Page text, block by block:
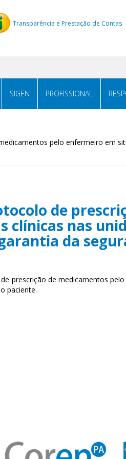
Transparência e Prestação de Contas
SIGEN PROFISSIONAL
pelo enfermeiro em
de
clínicas nas
da
prescrição de medicamentos
paciente.